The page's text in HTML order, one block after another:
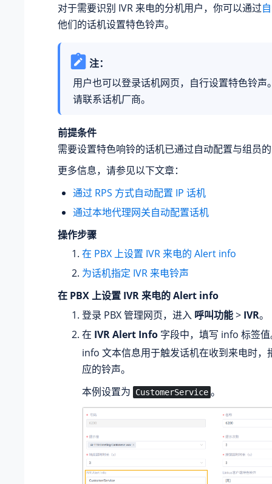
对于需要识别 IVR 来电的分机用户，你可以通过
他们的话机设置特色铃声。
注：
用户也可以登录话机网页，自行设置特色铃声
请联系话机厂商。
前提条件
需要设置特色响铃的话机已通过自动配置与组员
更多信息，请参见以下文章：
通过 RPS 方式自动配置 IP 话机
通过本地代理网关自动配置话机
操作步骤
在 PBX 上设置 IVR 来电的 Alert info
为话机指定 IVR 来电铃声
在 PBX 上设置 IVR 来电的 Alert info
登录 PBX 管理网页，进入 呼叫功能> IVR。
在 IVR Alert Info 字段中，填写 info 标签
info 文本信息用于触发话机在收到来电时，
应的铃声。
本例设置为
CustomerService 。